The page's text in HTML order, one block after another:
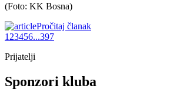
(Foto: KK Bosna)
Pročitaj članak
1 23456...397
Prijatelji
Sponzori kluba